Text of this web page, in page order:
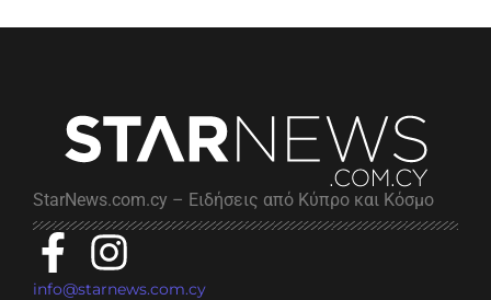
StarNews.com.cy – Ειδήσεις από Κύπρο και Κόσμο
info@starnews.com.cy